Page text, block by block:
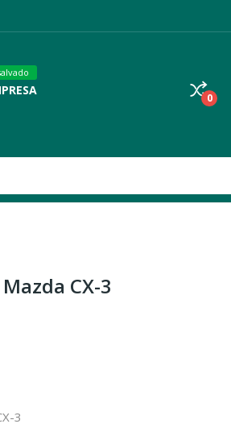
0
CX-3
3